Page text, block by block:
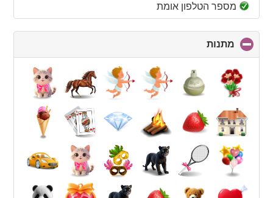
מספר הטלפון אומת
מתנות
to
collapse
contents